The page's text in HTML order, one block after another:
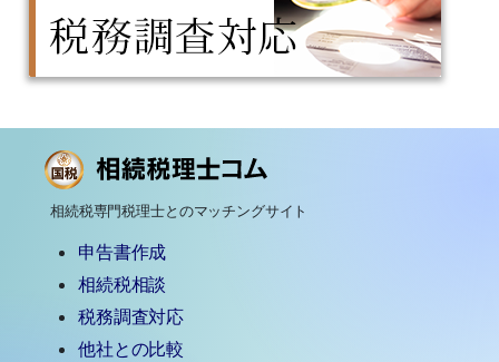
相続税専門税理士とのマッチングサイト
申告書作成
相続税相談
税務調査対応
他社との比較